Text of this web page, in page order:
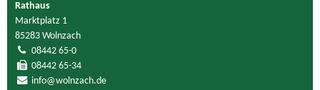
Rathaus
Marktplatz 1
85283 Wolnzach
08442 65-0
08442 65-34
info@wolnzach.de